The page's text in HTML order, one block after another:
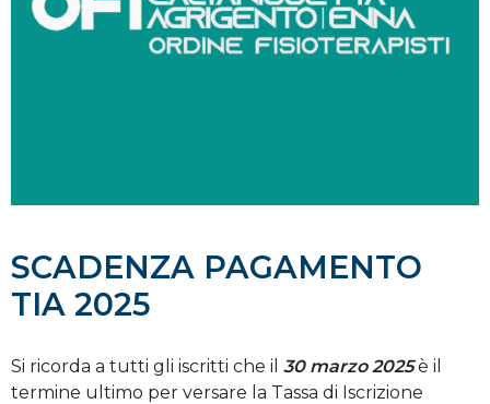
SCADENZA PAGAMENTO
TIA 2025
Si ricorda a tutti gli iscritti che il 30 marzo 2025è il
termine ultimo per versare la Tassa di Iscrizione